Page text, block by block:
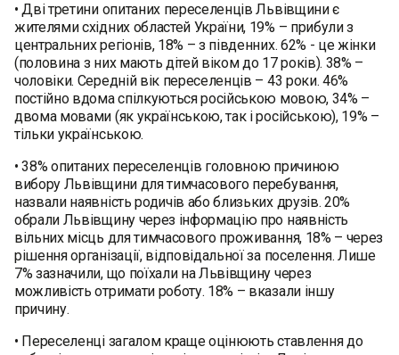
• Дві третини опитаних переселенців Львівщини є
жителями східних областей України, 19% – прибули з
центральних регіонів, 18% – з південних. 62% - це жінки
(половина з них мають дітей віком до 17 років). 38% –
чоловіки. Середній вік переселенців – 43 роки. 46%
постійно вдома спілкуються російською мовою, 34% –
двома мовами (як українською, так і російською), 19% –
тільки українською.
• 38% опитаних переселенців головною причиною
вибору Львівщини для тимчасового перебування,
назвали наявність родичів або близьких друзів. 20%
обрали Львівщину через інформацію про наявність
вільних місць для тимчасового проживання, 18% – через
рішення організації, відповідальної за поселення. Лише
7% зазначили, що поїхали на Львівщину через
можливість отримати роботу. 18% – вказали іншу
причину.
• Переселенці загалом краще оцінюють ставлення до